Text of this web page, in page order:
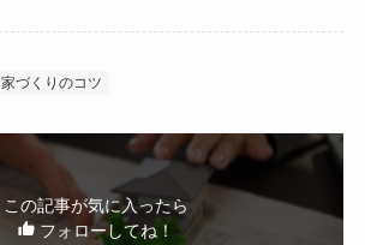
家づくりのコツ
この記事が気に入ったら
フォローしてね！